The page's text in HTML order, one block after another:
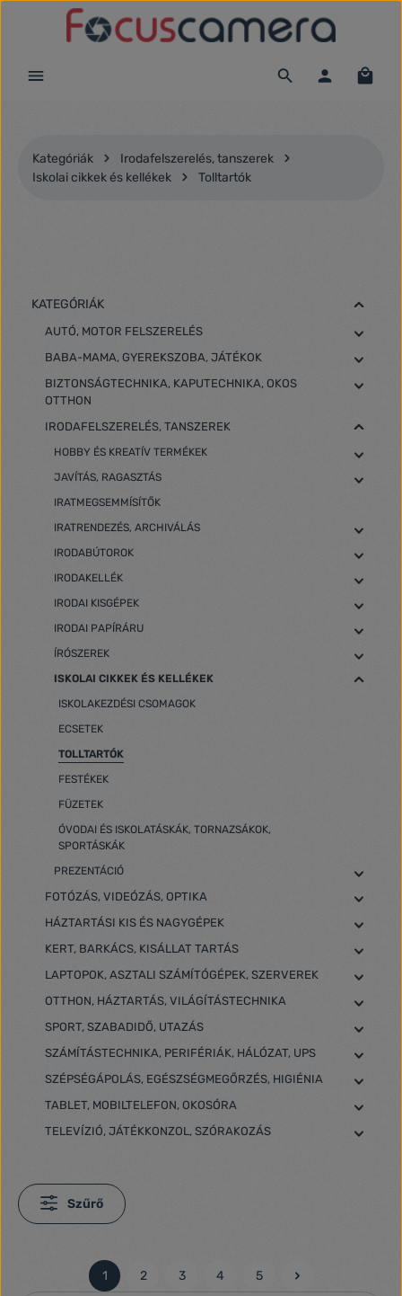
Ugrás a fő tartalomra
Kategóriák
Irodafelszerelés, tanszerek
Iskolai cikkek és kellékek
Tolltartók
KATEGÓRIÁK
AUTÓ, MOTOR FELSZERELÉS
BABA-MAMA, GYEREKSZOBA, JÁTÉKOK
BIZTONSÁGTECHNIKA, KAPUTECHNIKA, OKOS
OTTHON
IRODAFELSZERELÉS, TANSZEREK
HOBBY ÉS KREATÍV TERMÉKEK
JAVÍTÁS, RAGASZTÁS
IRATMEGSEMMÍSÍTŐK
IRATRENDEZÉS, ARCHIVÁLÁS
IRODABÚTOROK
IRODAKELLÉK
IRODAI KISGÉPEK
IRODAI PAPÍRÁRU
ÍRÓSZEREK
ISKOLAI CIKKEK ÉS KELLÉKEK
ISKOLAKEZDÉSI CSOMAGOK
ECSETEK
TOLLTARTÓK
FESTÉKEK
FÜZETEK
ÓVODAI ÉS ISKOLATÁSKÁK, TORNAZSÁKOK,
SPORTÁSKÁK
PREZENTÁCIÓ
FOTÓZÁS, VIDEÓZÁS, OPTIKA
HÁZTARTÁSI KIS ÉS NAGYGÉPEK
KERT, BARKÁCS, KISÁLLAT TARTÁS
LAPTOPOK, ASZTALI SZÁMÍTÓGÉPEK, SZERVEREK
OTTHON, HÁZTARTÁS, VILÁGÍTÁSTECHNIKA
SPORT, SZABADIDŐ, UTAZÁS
SZÁMÍTÁSTECHNIKA, PERIFÉRIÁK, HÁLÓZAT, UPS
SZÉPSÉGÁPOLÁS, EGÉSZSÉGMEGŐRZÉS, HIGIÉNIA
TABLET, MOBILTELEFON, OKOSÓRA
TELEVÍZIÓ, JÁTÉKKONZOL, SZÓRAKOZÁS
Szűrő
Oldal
1
Oldal
2
Oldal
3
Oldal
4
Oldal
5